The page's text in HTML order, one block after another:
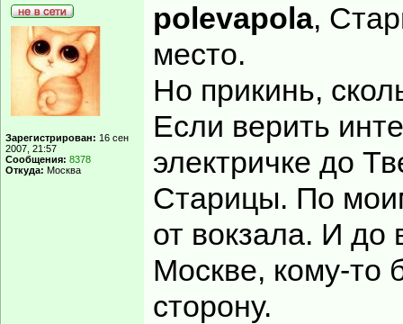
Зарегистрирован: 16 сен
2007, 21:57
Сообщения: 8378
Откуда: Москва
polevapola,
место.
Но прикинь,
Если верить
электричке до
Старицы. По
от вокзала. И до
Москве, кому-то
сторону.